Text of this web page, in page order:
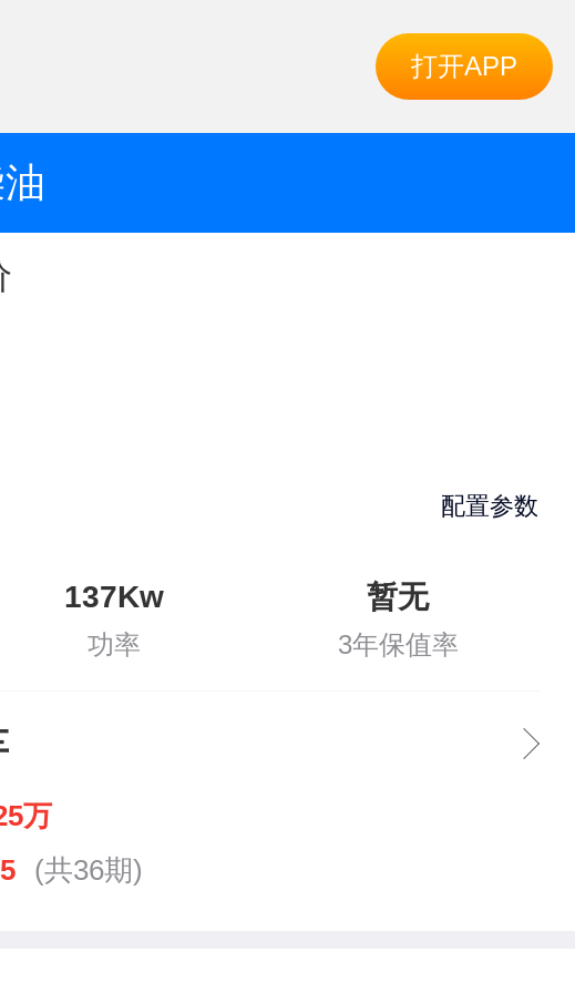
打开APP
配置参数
137Kw
功率
暂无
3年保值率
万
(共36期)